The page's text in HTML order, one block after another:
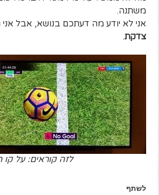
משתנה.
אני לא יודע מה דעתכם בנושא, אבל
צדקת.
לזה קוראים: על
לשתף